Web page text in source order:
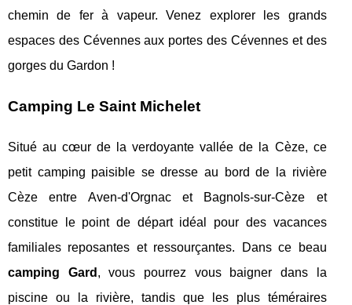
chemin de fer à vapeur. Venez explorer les grands
espaces des Cévennes aux portes des Cévennes et des
gorges du Gardon !
Camping Le Saint Michelet
Situé au cœur de la verdoyante vallée de la Cèze, ce
petit camping paisible se dresse au bord de la rivière
Cèze entre Aven-d'Orgnac et Bagnols-sur-Cèze et
constitue le point de départ idéal pour des vacances
familiales reposantes et ressourçantes. Dans ce beau
camping Gard , vous pourrez vous baigner dans la
piscine ou la rivière, tandis que les plus téméraires